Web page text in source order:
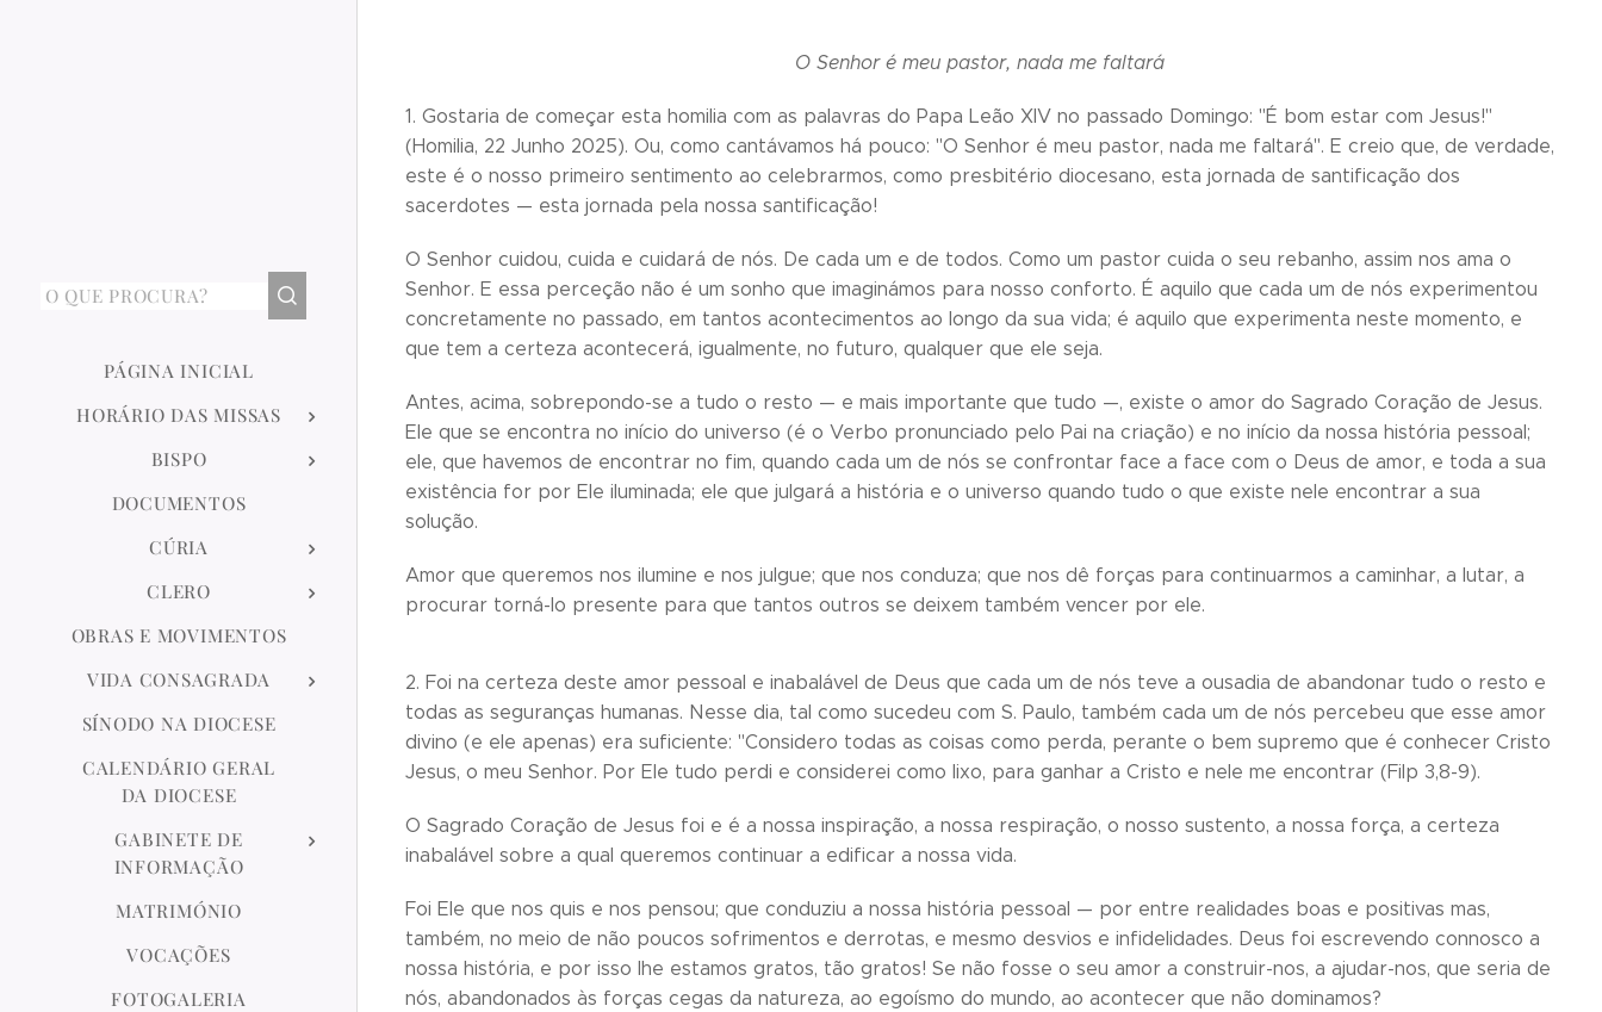
PÁGINA INICIAL
HORÁRIO DAS MISSAS
BISPO
DOCUMENTOS
CÚRIA
CLERO
OBRAS E MOVIMENTOS
VIDA CONSAGRADA
SÍNODO NA DIOCESE
CALENDÁRIO GERAL
DA DIOCESE
GABINETE DE
INFORMAÇÃO
MATRIMÓNIO
VOCAÇÕES
FOTOGALERIA
O Senhor é meu pastor, nada me faltará
1. Gostaria de começar esta homilia com as palavras do Papa Leão XIV no passado Domingo: "É bom estar com Jesus!"
(Homilia, 22 Junho 2025). Ou, como cantávamos há pouco: "O Senhor é meu pastor, nada me faltará". E creio que, de verdade,
este é o nosso primeiro sentimento ao celebrarmos, como presbitério diocesano, esta jornada de santificação dos
sacerdotes — esta jornada pela nossa santificação!
O Senhor cuidou, cuida e cuidará de nós. De cada um e de todos. Como um pastor cuida o seu rebanho, assim nos ama o
Senhor. E essa perceção não é um sonho que imaginámos para nosso conforto. É aquilo que cada um de nós experimentou
concretamente no passado, em tantos acontecimentos ao longo da sua vida; é aquilo que experimenta neste momento, e
que tem a certeza acontecerá, igualmente, no futuro, qualquer que ele seja.
Antes, acima, sobrepondo-se a tudo o resto — e mais importante que tudo —, existe o amor do Sagrado Coração de Jesus.
Ele que se encontra no início do universo (é o Verbo pronunciado pelo Pai na criação) e no início da nossa história pessoal;
ele, que havemos de encontrar no fim, quando cada um de nós se confrontar face a face com o Deus de amor, e toda a sua
existência for por Ele iluminada; ele que julgará a história e o universo quando tudo o que existe nele encontrar a sua
solução.
Amor que queremos nos ilumine e nos julgue; que nos conduza; que nos dê forças para continuarmos a caminhar, a lutar, a
procurar torná-lo presente para que tantos outros se deixem também vencer por ele.
2. Foi na certeza deste amor pessoal e inabalável de Deus que cada um de nós teve a ousadia de abandonar tudo o resto e
todas as seguranças humanas. Nesse dia, tal como sucedeu com S. Paulo, também cada um de nós percebeu que esse amor
divino (e ele apenas) era suficiente: "Considero todas as coisas como perda, perante o bem supremo que é conhecer Cristo
Jesus, o meu Senhor. Por Ele tudo perdi e considerei como lixo, para ganhar a Cristo e nele me encontrar (Filp 3,8-9).
O Sagrado Coração de Jesus foi e é a nossa inspiração, a nossa respiração, o nosso sustento, a nossa força, a certeza
inabalável sobre a qual queremos continuar a edificar a nossa vida.
Foi Ele que nos quis e nos pensou; que conduziu a nossa história pessoal — por entre realidades boas e positivas mas,
também, no meio de não poucos sofrimentos e derrotas, e mesmo desvios e infidelidades. Deus foi escrevendo connosco a
nossa história, e por isso lhe estamos gratos, tão gratos! Se não fosse o seu amor a construir-nos, a ajudar-nos, que seria de
nós, abandonados às forças cegas da natureza, ao egoísmo do mundo, ao acontecer que não dominamos?